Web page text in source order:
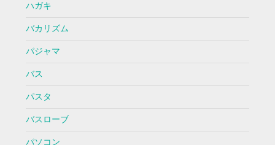
ハガキ
バカリズム
パジャマ
バス
パスタ
バスローブ
パソコン